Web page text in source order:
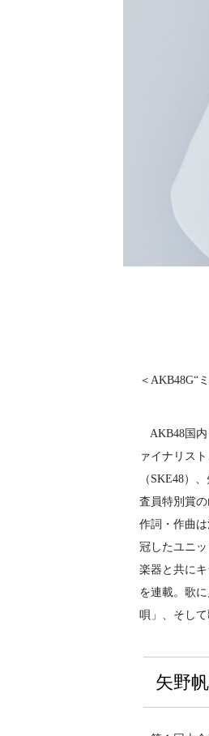
＜AKB48G“
AKB48国内
ァイナリス
（SKE48）
査員特別賞の
作詞・作曲
冠したユニ
楽器と共に
を連載。歌
唄」、そし
矢野